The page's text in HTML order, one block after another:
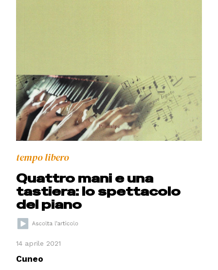
tempo libero
Quattro mani e una
tastiera: lo spettacolo
del piano
14 aprile 2021
Cuneo